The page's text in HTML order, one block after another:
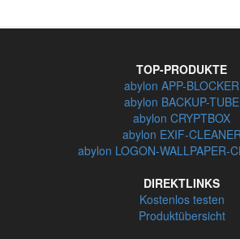
TOP-PRODUKTE
abylon APP-BLOCKER
abylon BACKUP-TUBE
abylon CRYPTBOX
abylon EXIF-
abylon LOGON-WALLPAPER-
DIREKTLINKS
Kostenlos testen
Produktübersicht